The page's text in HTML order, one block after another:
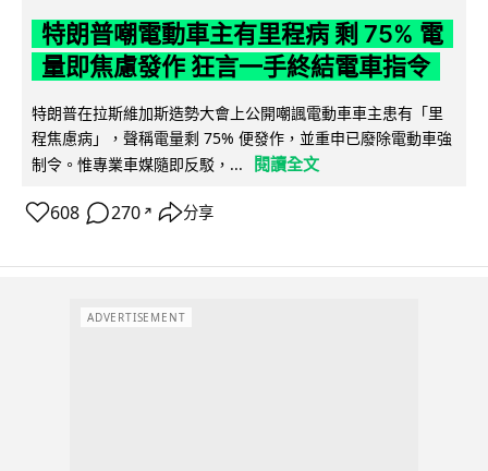
特朗普嘲電動車主有里程病 剩 75% 電
量即焦慮發作 狂言一手終結電車指令
特朗普在拉斯維加斯造勢大會上公開嘲諷電動車車主患有「里
程焦慮病」，聲稱電量剩 75% 便發作，並重申已廢除電動車強
制令。惟專業車媒隨即反駁，...
閱讀全文
608 270 ↗ 分享
ADVERTISEMENT